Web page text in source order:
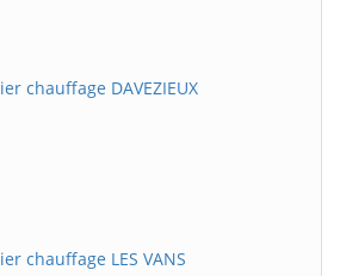
chauffage DAVEZIEUX
chauffage LES VANS